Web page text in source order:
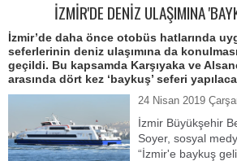
İZMİR'DE DENİZ ULAŞIMINA
İzmir’de daha önce otobüs hatlarında
seferlerinin deniz ulaşımına da
geçildi. Bu kapsamda Karşıyaka ve
arasında dört kez ‘baykuş’ seferi
24 Nisan 2019
İzmir Büyükşehir
Soyer, sosyal
“İzmir'e baykuş